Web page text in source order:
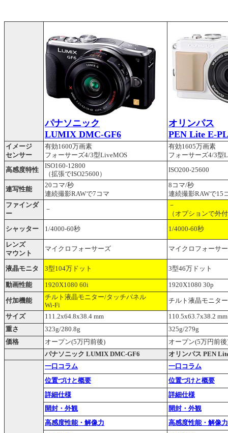
パナソニック
LUMIX DMC-GF6
オリンパス
PEN Lite E-
イメージ
センサー
有効1600万画素
フォーサーズ4/3型LiveMOS
有効1605万画素
フォーサーズ4/3型
高感度特性
ISO160-12800
（拡張でISO25600）
ISO200-25600
連写性能
20コマ/秒
連続撮影RAWで7コマ
8コマ/秒
連続撮影RAWで15
ファインダ
ー
－
－
（オプションで外
シャッター 1/4000-60秒 1/4000-60秒
レンズ
マウント
マイクロフォーサーズ マイクロフォーサ
液晶モニタ 3型104万ドット 3型46万ドット
動画性能 1920X1080 60i 1920X1080 30p
付加機能
チルト液晶モニター/タッチパネル
Wi-Fi
チルト液晶モニタ
サイズ 111.2x64.8x38.4 mm
110.5x63.7x38.2 mm
重さ
323g/280.8g
325g/279g
価格
オープン(5万円前後)
オープン(5万円前後
パナソニック LUMIX DMC-GF6
オリンパス PEN
一口コラム
一口コラム
位置づけと概要
位置づけと概要
詳細仕様
詳細仕様
開封・外観
開封・外観
高感度性能・解像力
高感度性能・解像力